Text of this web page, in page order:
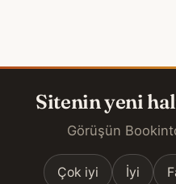
Sitenin yeni
Görüşün
Çok iyi İyi